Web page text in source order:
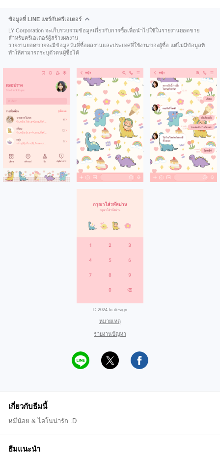
ข้อมูลที่ LINE แชร์กับครีเอเตอร์
LY Corporation จะเก็บรวบรวมข้อมูลเกี่ยวกับการซื้อเพื่อนำไปใช้ในรายงานยอดขาย
สำหรับครีเอเตอร์ผู้สร้างผลงาน
รายงานยอดขายจะมีข้อมูลวันที่ซื้อผลงานและประเทศที่ใช้งานของผู้ซื้อ แต่ไม่มีข้อมูลที่
ทำให้สามารถระบุตัวตนผู้ซื้อได้
© 2024 kcdesign
หมายเหตุ
รายงานปัญหา
เกี่ยวกับธีมนี้
หมีน้อย & ไดโนน่ารัก :D
ธีมแนะนำ